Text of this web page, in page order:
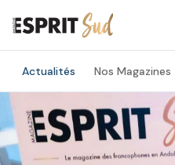
Actualités Nos Magazines